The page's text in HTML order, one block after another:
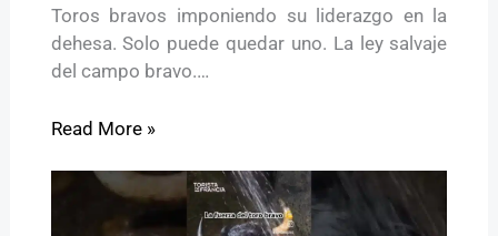
Toros bravos imponiendo su liderazgo en la
dehesa. Solo puede quedar uno. La ley salvaje
del campo bravo.…
Read More »